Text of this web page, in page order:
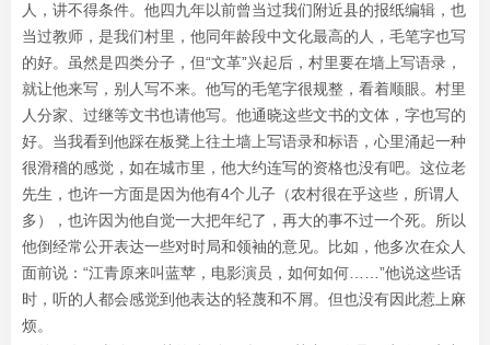
人，讲不得条件。他四九年以前曾当过我们附近县的报纸编辑，也
当过教师，是我们村里，他同年龄段中文化最高的人，毛笔字也写
的好。虽然是四类分子，但“文革”兴起后，村里要在墙上写语录，
就让他来写，别人写不来。他写的毛笔字很规整，看着顺眼。村里
人分家、过继等文书也请他写。他通晓这些文书的文体，字也写的
好。当我看到他踩在板凳上往土墙上写语录和标语，心里涌起一种
很滑稽的感觉，如在城市里，他大约连写的资格也没有吧。这位老
先生，也许一方面是因为他有4个儿子（农村很在乎这些，所谓人
多），也许因为他自觉一大把年纪了，再大的事不过一个死。所以
他倒经常公开表达一些对时局和领袖的意见。比如，他多次在众人
面前说：“江青原来叫蓝苹，电影演员，如何如何……”他说这些话
时，听的人都会感觉到他表达的轻蔑和不屑。但也没有因此惹上麻
烦。